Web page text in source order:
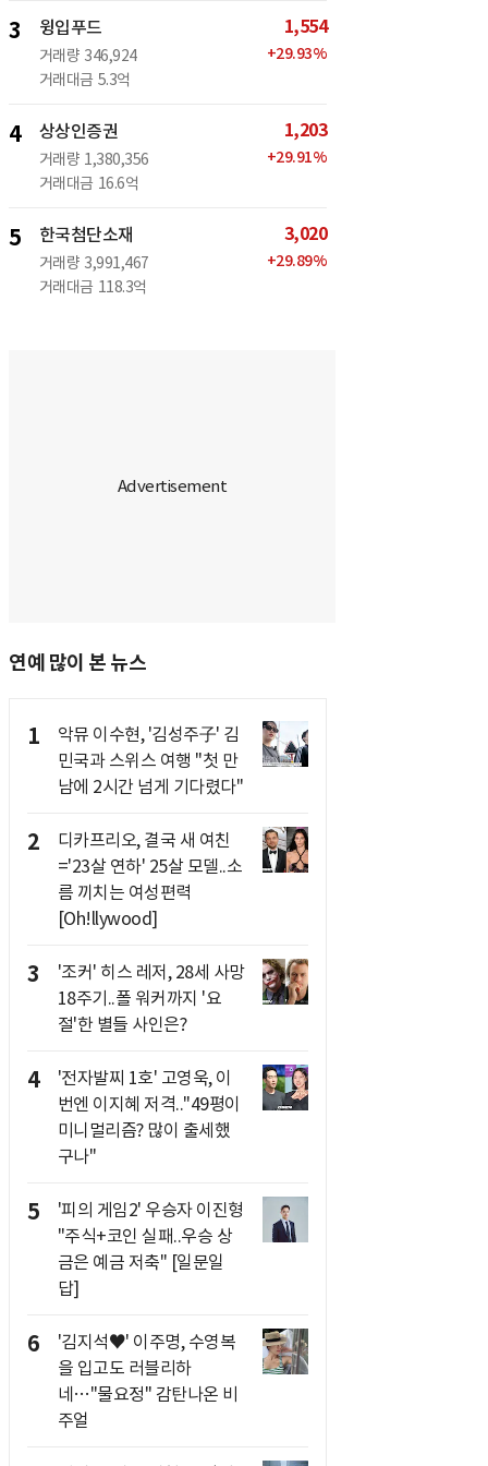
3 윙입푸드
거래량 346,924
거래대금 5.3억
1,554
+29.93%
4 상상인증권
거래량 1,380,356
거래대금 16.6억
1,203
+29.91%
5 한국첨단소재
거래량 3,991,467
거래대금 118.3억
3,020
+29.89%
연예 많이 본 뉴스
1
악뮤 이수현, '김성주子' 김
민국과 스위스 여행 "첫 만
남에 2시간 넘게 기다렸다"
2
디카프리오, 결국 새 여친
='23살 연하' 25살 모델..소
름 끼치는 여성편력
[Oh!llywood]
3
'조커' 히스 레저, 28세 사망
18주기..폴 워커까지 '요
절'한 별들 사인은?
4
'전자발찌 1호' 고영욱, 이
번엔 이지혜 저격.."49평이
미니멀리즘? 많이 출세했
구나"
5
'피의 게임2' 우승자 이진형
"주식+코인 실패..우승 상
금은 예금 저축" [일문일
답]
6
'김지석♥' 이주명, 수영복
을 입고도 러블리하
네…"물요정" 감탄나온 비
주얼